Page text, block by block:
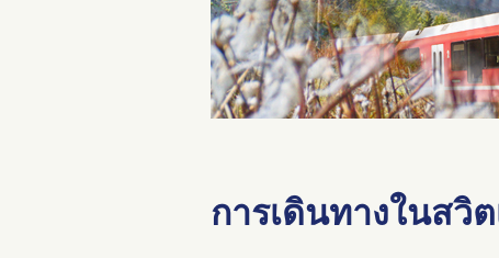
การเดินทางในสวิ